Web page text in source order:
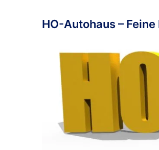
HO-Autohaus –